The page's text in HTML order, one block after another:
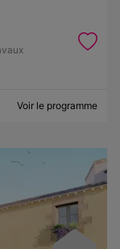
Voir le programme